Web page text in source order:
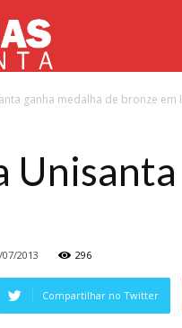
Unisanta
ganha medalha de bronze em
2013 296
Compartilhar no Twitter